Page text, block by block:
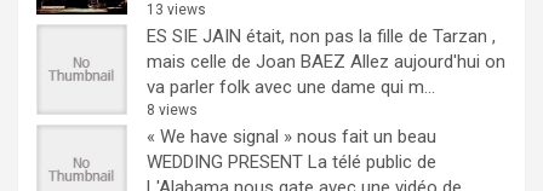
13 views
ES SIE JAIN était, non pas la fille de Tarzan ,
mais celle de Joan BAEZ Allez aujourd'hui on
va parler folk avec une dame qui m...
8 views
« We have signal » nous fait un beau
WEDDING PRESENT La télé public de